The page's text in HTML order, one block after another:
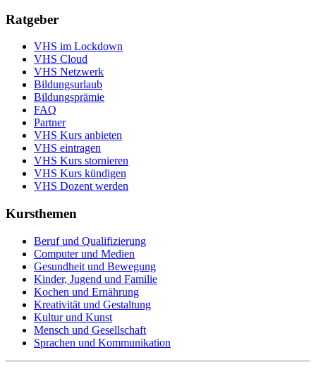
Ratgeber
VHS im Lockdown
VHS Cloud
VHS Netzwerk
Bildungsurlaub
Bildungsprämie
FAQ
Partner
VHS Kurs anbieten
VHS eintragen
VHS Kurs stornieren
VHS Kurs kündigen
VHS Dozent werden
Kursthemen
Beruf und Qualifizierung
Computer und Medien
Gesundheit und Bewegung
Kinder, Jugend und Familie
Kochen und Ernährung
Kreativität und Gestaltung
Kultur und Kunst
Mensch und Gesellschaft
Sprachen und Kommunikation